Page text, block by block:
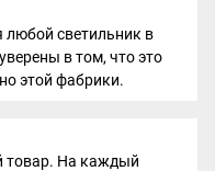
светильник в
в том, что это
этой фабрики.
товар. На каждый